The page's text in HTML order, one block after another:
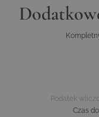
Podatek
Czas